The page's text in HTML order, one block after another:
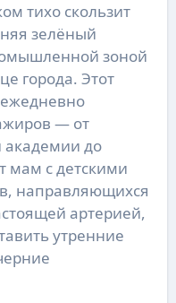
зелёный
зоной
города. Этот
— от
академии до
мам с детскими
направляющихся
артерией,
утренние